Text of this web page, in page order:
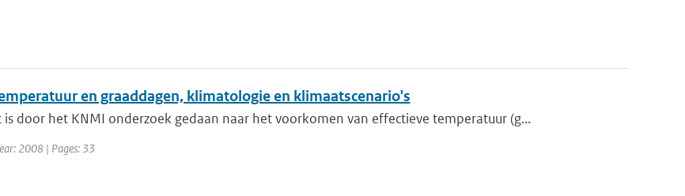
en graaddagen, klimatologie en klimaatscenario's
door het KNMI onderzoek gedaan naar het voorkomen van effectieve temperatuur (g...
2008 | Pages: 33